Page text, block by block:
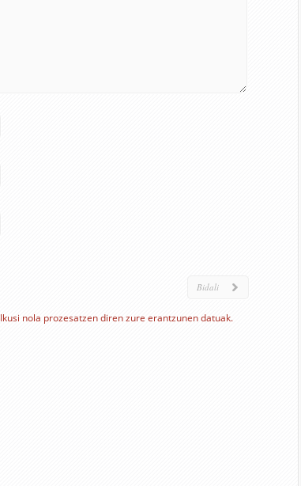
Ikusi nola prozesatzen diren zure erantzunen datuak.